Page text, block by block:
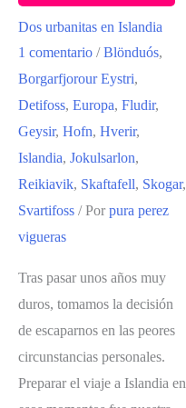
MEJOR
DE
ISLANDIA:
EL
PARQUE
NACIONAL
DE
VATNAJÖKULL
Y
LOS
ALREDEDORES
Dos urbanitas en Islandia
1 comentario /Blönduós,
Borgarfjorour Eystri,
Detifoss, Europa, Fludir,
Geysir, Hofn, Hverir,
Islandia, Jokulsarlon,
Reikiavik, Skaftafell, Skogar,
Svartifoss / Por pura perez
vigueras
Tras pasar unos años muy
duros, tomamos la decisión
de escaparnos en las peores
circunstancias personales.
Preparar el viaje a Islandia en